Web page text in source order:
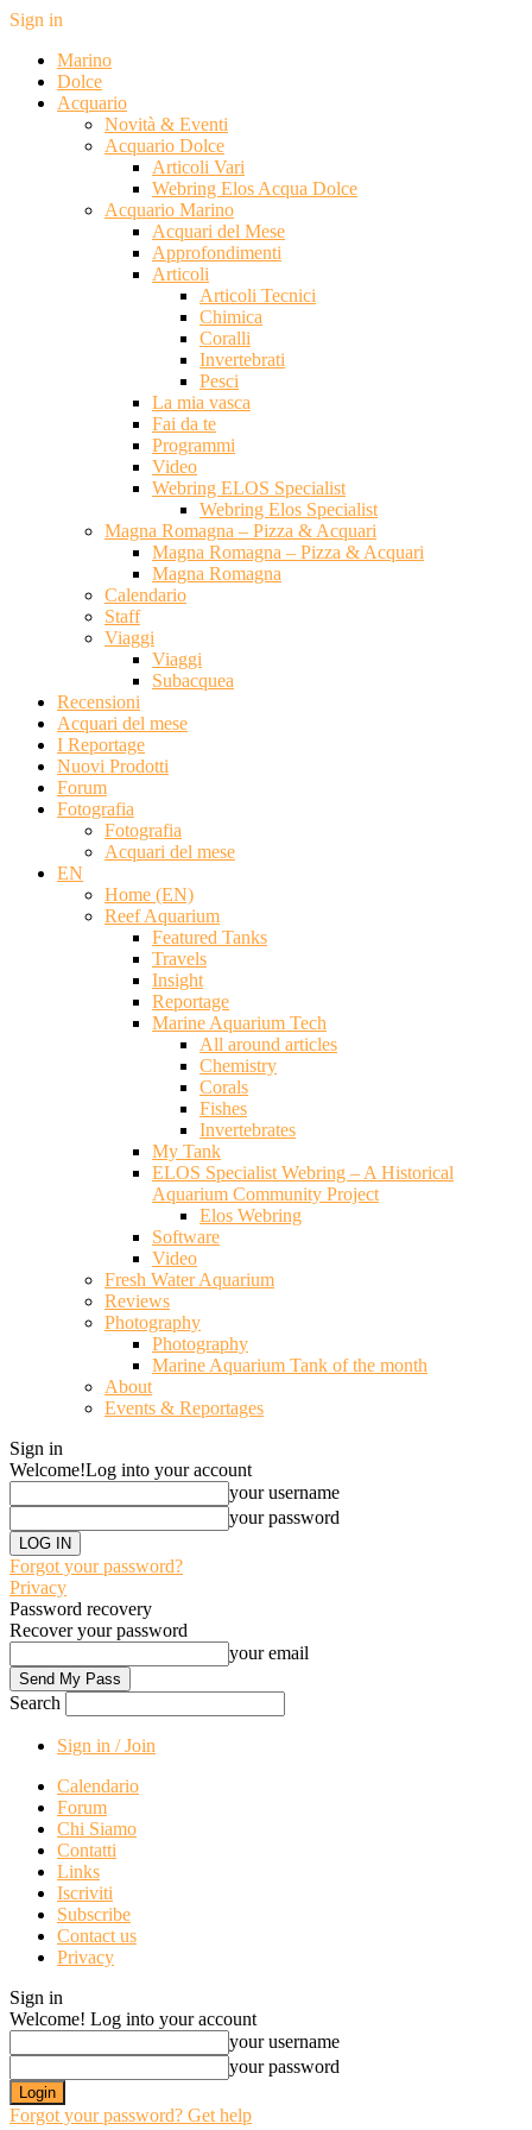
Sign in
Marino
Dolce
Acquario
Novità & Eventi
Acquario Dolce
Articoli Vari
Webring Elos Acqua Dolce
Acquario Marino
Acquari del Mese
Approfondimenti
Articoli
Articoli Tecnici
Chimica
Coralli
Invertebrati
Pesci
La mia vasca
Fai da te
Programmi
Video
Webring ELOS Specialist
Webring Elos Specialist
Magna Romagna – Pizza & Acquari
Magna Romagna – Pizza & Acquari
Magna Romagna
Calendario
Staff
Viaggi
Viaggi
Subacquea
Recensioni
Acquari del mese
I Reportage
Nuovi Prodotti
Forum
Fotografia
Fotografia
Acquari del mese
EN
Home (EN)
Reef Aquarium
Featured Tanks
Travels
Insight
Reportage
Marine Aquarium Tech
All around articles
Chemistry
Corals
Fishes
Invertebrates
My Tank
ELOS Specialist Webring – A Historical
Aquarium Community Project
Elos Webring
Software
Video
Fresh Water Aquarium
Reviews
Photography
Photography
Marine Aquarium Tank of the month
About
Events & Reportages
Sign in
Welcome!Log into your account
your username
your password
Forgot your password?
Privacy
Password recovery
Recover your password
your email
Search
Sign in / Join
Calendario
Forum
Chi Siamo
Contatti
Links
Iscriviti
Subscribe
Contact us
Privacy
Sign in
Welcome! Log into your account
your username
your password
Forgot your password? Get help